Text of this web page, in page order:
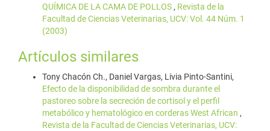
QUÍMICA DE LA CAMA DE POLLOS , Revista de la
Facultad de Ciencias Veterinarias, UCV: Vol. 44 Núm. 1
(2003)
Artículos similares
Tony Chacón Ch., Daniel Vargas, Livia Pinto-Santini,
Efecto de la disponibilidad de sombra durante el
pastoreo sobre la secreción de cortisol y el perfil
metabólico y hematológico en corderas West African ,
Revista de la Facultad de Ciencias Veterinarias, UCV: